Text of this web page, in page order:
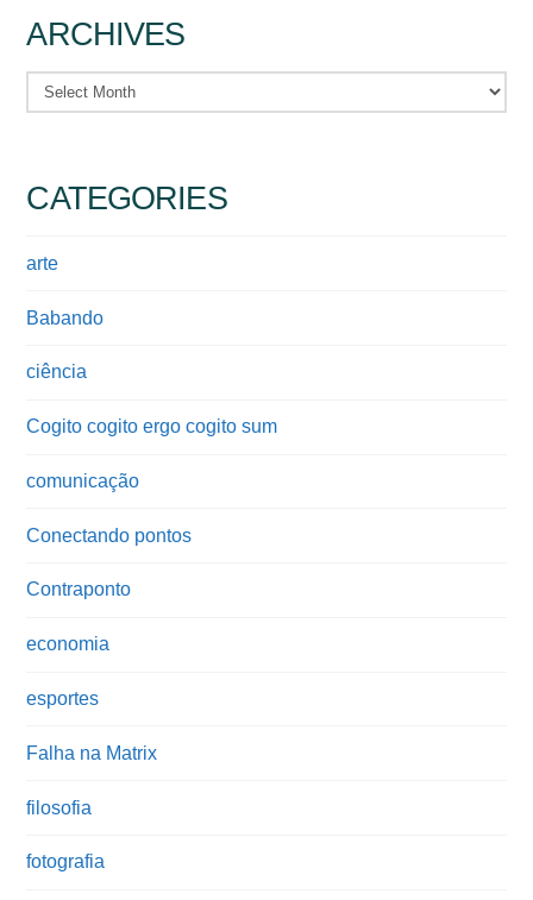
ARCHIVES
Archives
CATEGORIES
arte
Babando
ciência
Cogito cogito ergo cogito sum
comunicação
Conectando pontos
Contraponto
economia
esportes
Falha na Matrix
filosofia
fotografia